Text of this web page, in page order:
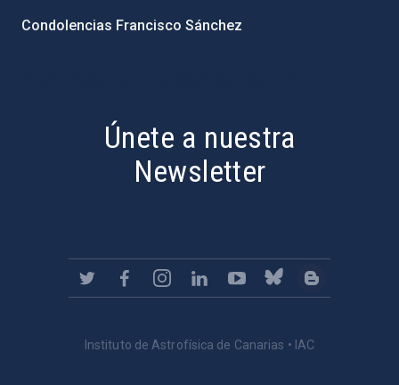
Condolencias Francisco Sánchez
Únete a nuestra
Newsletter
Instituto de Astrofísica de Canarias • IAC